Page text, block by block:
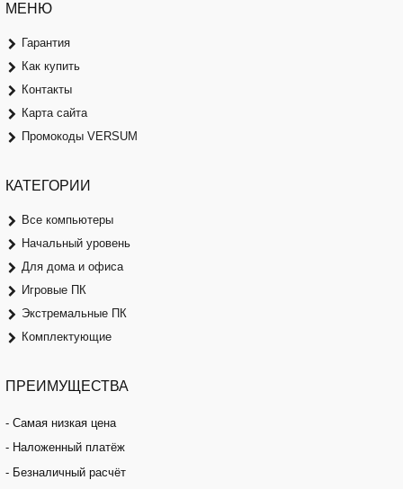
МЕНЮ
Гарантия
Как купить
Контакты
Карта сайта
Промокоды VERSUM
КАТЕГОРИИ
Все компьютеры
Начальный уровень
Для дома и офиса
Игровые ПК
Экстремальные ПК
Комплектующие
ПРЕИМУЩЕСТВА
- Самая низкая цена
- Наложенный платёж
- Безналичный расчёт